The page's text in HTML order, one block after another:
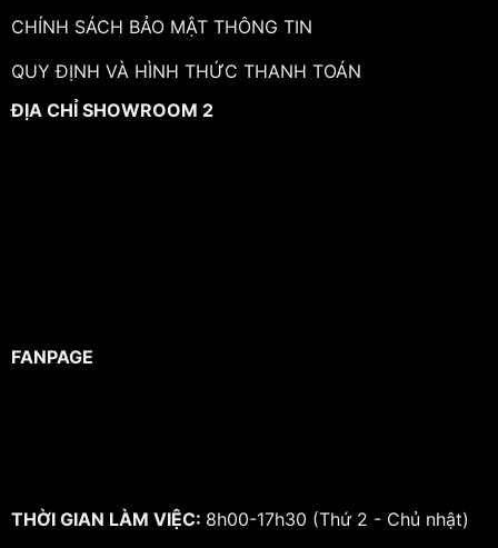
CHÍNH SÁCH BẢO MẬT THÔNG TIN
QUY ĐỊNH VÀ HÌNH THỨC THANH TOÁN
ĐỊA CHỈ SHOWROOM 2
FANPAGE
THỜI GIAN LÀM VIỆC: 8h00-17h30 (Thứ 2 - Chủ nhật)